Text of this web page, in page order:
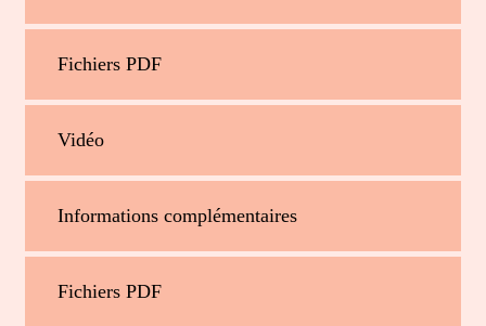
Fichiers PDF
Vidéo
Informations complémentaires
Fichiers PDF